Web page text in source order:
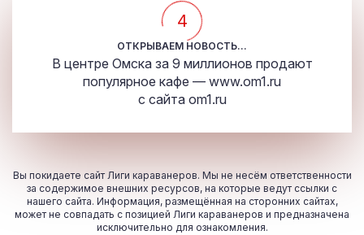
4
ОТКРЫВАЕМ НОВОСТЬ...
В центре Омска за 9 миллионов продают
популярное кафе — www.om1.ru
с сайта om1.ru
Вы покидаете сайт Лиги караванеров. Мы не несём ответственности
за содержимое внешних ресурсов, на которые ведут ссылки с
нашего сайта. Информация, размещённая на сторонних сайтах,
может не совпадать с позицией Лиги караванеров и предназначена
исключительно для ознакомления.